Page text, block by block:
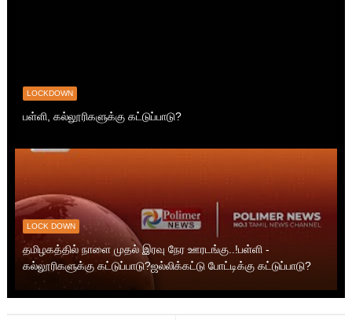
LOCKDOWN
பள்ளி, கல்லூரிகளுக்கு கட்டுப்பாடு?
LOCK DOWN
தமிழகத்தில் நாளை முதல் இரவு நேர ஊரடங்கு..!பள்ளி -
கல்லூரிகளுக்கு கட்டுப்பாடு?ஜல்லிக்கட்டு போட்டிக்கு கட்டுப்பாடு?